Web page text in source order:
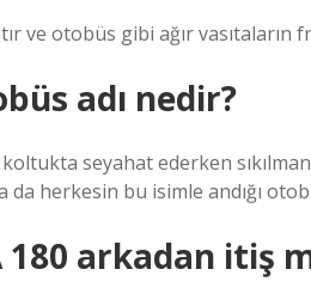
ve otobüs gibi ağır vasıtaların
adı nedir?
seyahat ederken
herkesin bu isimle andığı
180 arkadan itiş